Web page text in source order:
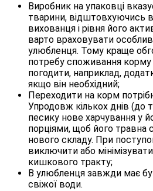
Виробник на упаковці
тварини, відштовхуючись
вихованця і рівня його
варто враховувати
улюбленця. Тому краще
потребу споживання корму
погодити, наприклад,
якщо він необхідний;
Переходити на корм
Упродовж кількох днів (до
песику нове харчування у
порціями, щоб його травна
нового складу. При
виключити або
кишкового тракту;
В улюбленця завжди має
свіжої води.